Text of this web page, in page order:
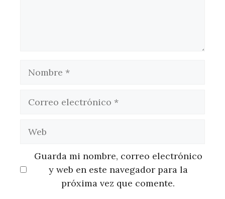
Guarda mi nombre, correo electrónico
y web en este navegador para la
próxima vez que comente.